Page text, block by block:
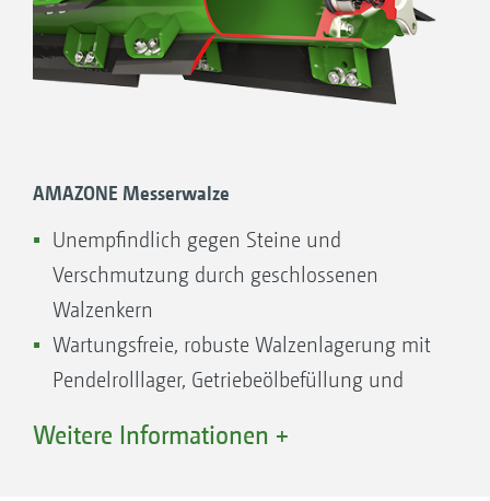
Druckverhältnis zwischen Hauptwerkzeug und
Nachläufer an.
Somit passt sich jedes Werkzeugsegment
AMAZONE Messerwalze
Unempfindlich gegen Steine und
Verschmutzung durch geschlossenen
Walzenkern
Wartungsfreie, robuste Walzenlagerung mit
Pendelrolllager, Getriebeölbefüllung und
Langlebige Messer aus vergütetem Borstahl
Weitere Informationen +